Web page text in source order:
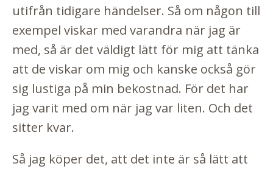
utifrån tidigare händelser. Så om någon till
exempel viskar med varandra när jag är
med, så är det väldigt lätt för mig att tänka
att de viskar om mig och kanske också gör
sig lustiga på min bekostnad. För det har
jag varit med om när jag var liten. Och det
sitter kvar.
Så jag köper det, att det inte är så lätt att